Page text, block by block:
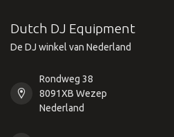
Dutch DJ Equipment
De DJ winkel van Nederland
Rondweg 38
8091XB Wezep
Nederland